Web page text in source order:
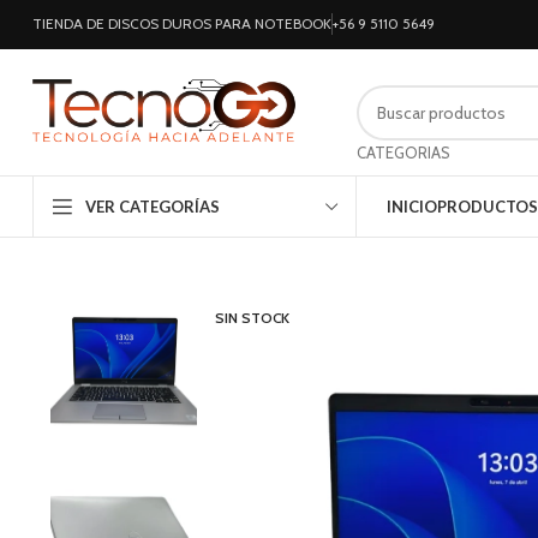
TIENDA DE DISCOS DUROS PARA NOTEBOOK+56 9 5110 5649
CATEGORIAS
VER CATEGORÍAS INICIOPRODUCTOS
SIN STOCK